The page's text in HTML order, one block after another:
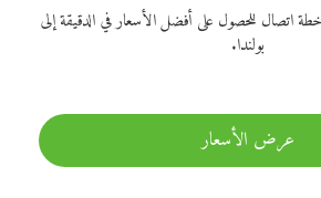
اتصال للحصول على أفضل الأسعار في الدقيقة إلى
بولندا.
عرض الأسعار